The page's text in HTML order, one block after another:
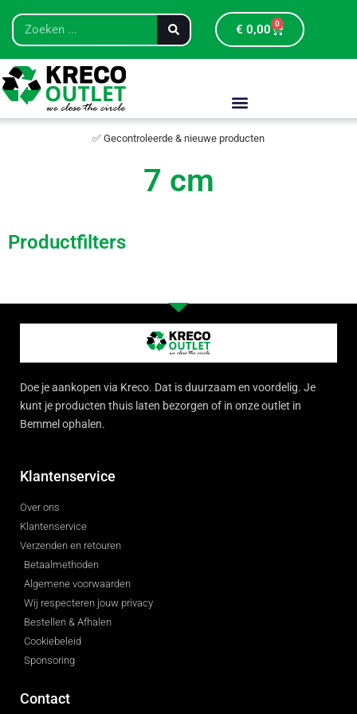
€ 0,00 0
✅ Gecontroleerde & nieuwe producten
7 cm
Productfilters
Doe je aankopen via Kreco. Dat is duurzaam en voordelig. Je
kunt je producten thuis laten bezorgen of in onze outlet in
Bemmel ophalen.
Klantenservice
Over ons
Klantenservice
Verzenden en retouren
Betaalmethoden
Algemene voorwaarden
Wij respecteren jouw privacy
Bestellen & Afhalen
Cookiebeleid
Sponsoring
Contact